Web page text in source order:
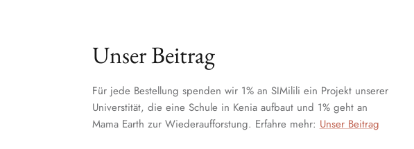
Unser Beitrag
Für jede Bestellung spenden wir 1% an SIMilili ein Projekt unserer
Universtität, die eine Schule in Kenia aufbaut und 1% geht an
Mama Earth zur Wiederaufforstung. Erfahre mehr:Unser Beitrag